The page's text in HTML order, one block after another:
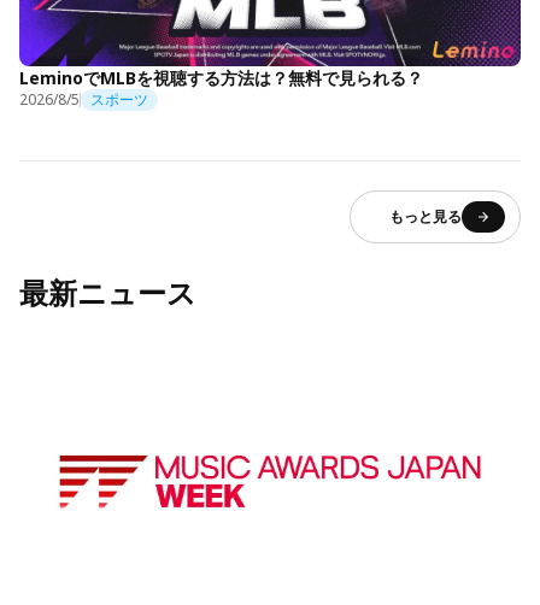
LeminoでMLBを視聴する方法は？無料で見られる？
2026/8/5 スポーツ
もっと見る
最新ニュース